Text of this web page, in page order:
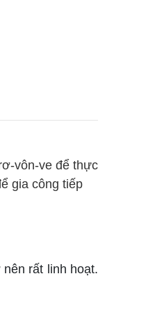
vôn-ve để thực
gia công tiếp
rất linh hoạt.